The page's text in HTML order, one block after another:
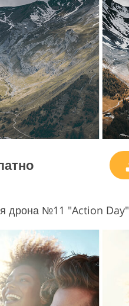
дрона №11 "Action Day"